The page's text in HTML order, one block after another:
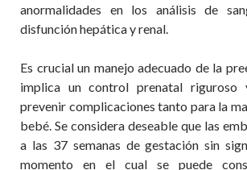
anormalidades en los análisis de
disfunción hepática y renal.
Es crucial un manejo adecuado de la
implica un control prenatal riguroso
prevenir complicaciones tanto para la
bebé. Se considera deseable que las
a las 37 semanas de gestación sin
momento en el cual se puede